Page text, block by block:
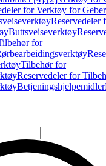
for Verktøy for
Reservedeler
Buttsveiseverktøy
for
Tilbehør for
Reservedeler for
Betjeningshjelpemidler